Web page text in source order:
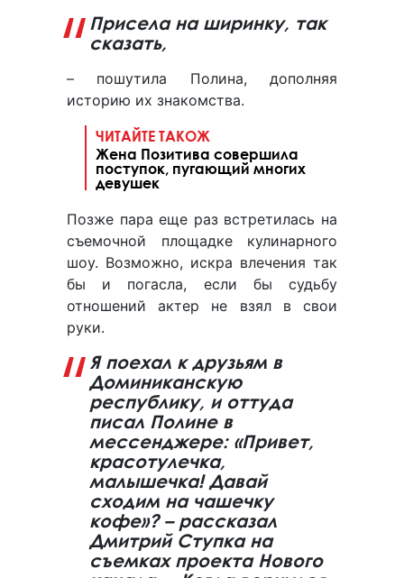
Присела на ширинку, так
сказать,
– пошутила Полина, дополняя
историю их знакомства.
ЧИТАЙТЕ ТАКОЖ
Жена Позитива совершила
поступок, пугающий многих
девушек
Позже пара еще раз встретилась на
съемочной площадке кулинарного
шоу. Возможно, искра влечения так
бы и погасла, если бы судьбу
отношений актер не взял в свои
руки.
Я поехал к друзьям в
Доминиканскую
республику, и оттуда
писал Полине в
мессенджере: «Привет,
красотулечка,
малышечка! Давай
сходим на чашечку
кофе»? – рассказал
Дмитрий Ступка на
съемках проекта Нового